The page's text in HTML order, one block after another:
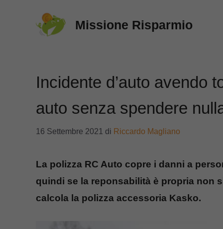
Missione Risparmio
Incidente d’auto avendo
auto senza spendere
16 Settembre 2021 di Riccardo Magliano
La polizza RC Auto copre i danni a
quindi se la reponsabilità è propria non
calcola la polizza accessoria Kasko.